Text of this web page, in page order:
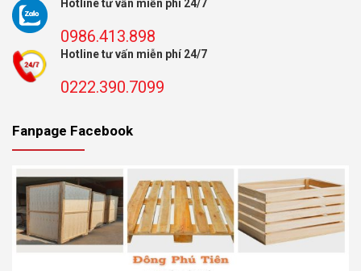
Hotline tư vấn miễn phí 24/7
0986.413.898
Hotline tư vấn miễn phí 24/7
0222.390.7099
Fanpage Facebook